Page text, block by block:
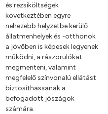
és rezsiköltségek
következtében egyre
nehezebb helyzetbe kerülő
állatmenhelyek és -otthonok
a jövőben is képesek legyenek
működni, a rászorulókat
megmenteni, valamint
megfelelő színvonalú ellátást
biztosíthassanak a
befogadott jószágok
számára.